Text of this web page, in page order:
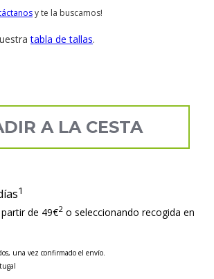
y te la buscamos!
tabla de tallas.
A LA CESTA
1
de 49€2 o seleccionando recogida en
una vez confirmado el envío.